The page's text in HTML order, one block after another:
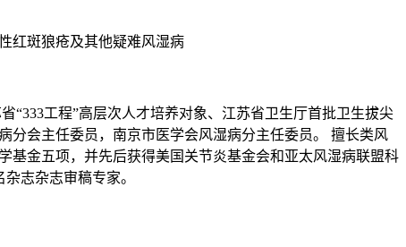
红斑狼疮及其他疑难风湿病
“333工程”高层次人才培养对象、江苏省卫生厅首批卫生拔尖
分会主任委员，南京市医学会风湿病分主任委员。 擅长类风
基金五项，并先后获得美国关节炎基金会和亚太风湿病联盟科
志杂志审稿专家。